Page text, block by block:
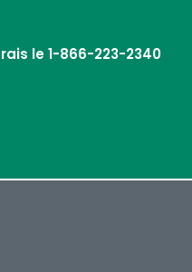
le 1-866-223-2340